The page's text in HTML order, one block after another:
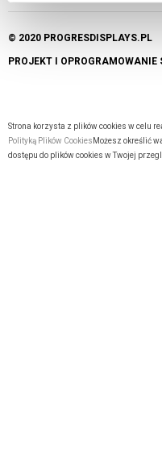
© 2020 PROGRESDISPLAYS.PL
PROJEKT I OPROGRAMOWANIE
Strona korzysta z plików cookies w celu
Polityką Plików Cookies Możesz określić
dostępu do plików cookies w Twojej